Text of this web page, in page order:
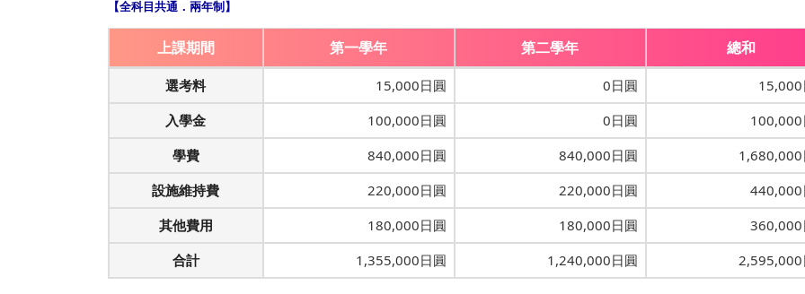
【全科目共通．兩年制】
上課期間 第一學年 第二學年 總和
選考料 15,000日圓 0日圓
15,000
入學金
100,000日圓 0日圓
100,000
學費
840,000日圓 840,000日圓
1,680,000
設施維持費
220,000日圓 220,000日圓
440,000
其他費用
180,000日圓 180,000日圓
360,000
合計
1,355,000日圓 1,240,000日圓 2,595,000